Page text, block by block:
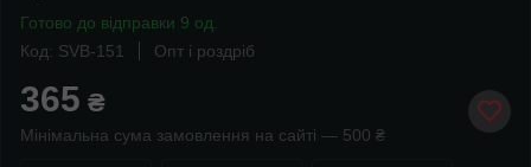
Готово до відправки 9 од.
Код: SVB-151
Опт і роздріб
365 ₴
Мінімальна сума замовлення на сайті — 500 ₴